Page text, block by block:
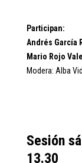
Participan:
Andrés García
Mario Rojo
Modera: Alba
Sesión
13.30